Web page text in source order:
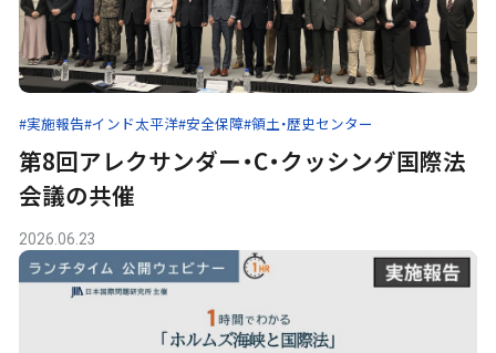
#実施報告#インド太平洋#安全保障#領土・歴史センター
第8回アレクサンダー・C・クッシング国際法
会議の共催
2026.06.23